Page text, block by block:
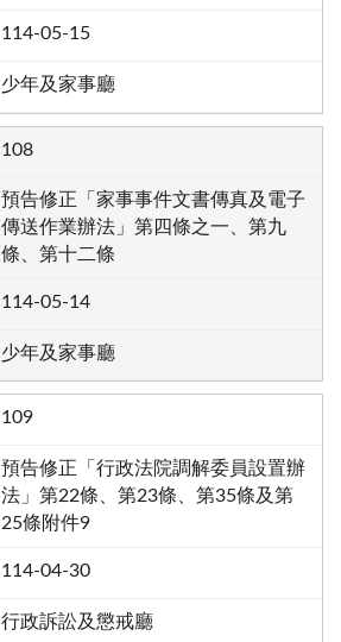
114-05-15
少年及家事廳
108
預告修正「家事事件文書傳真及電子
傳送作業辦法」第四條之一、第九
條、第十二條
114-05-14
少年及家事廳
109
預告修正「行政法院調解委員設置辦
法」第22條、第23條、第35條及第
25條附件9
114-04-30
行政訴訟及懲戒廳